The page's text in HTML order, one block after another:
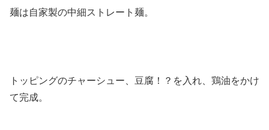
麺は自家製の中細ストレート麺。
トッピングのチャーシュー、豆腐！？を入れ、鶏油をかけ
て完成。